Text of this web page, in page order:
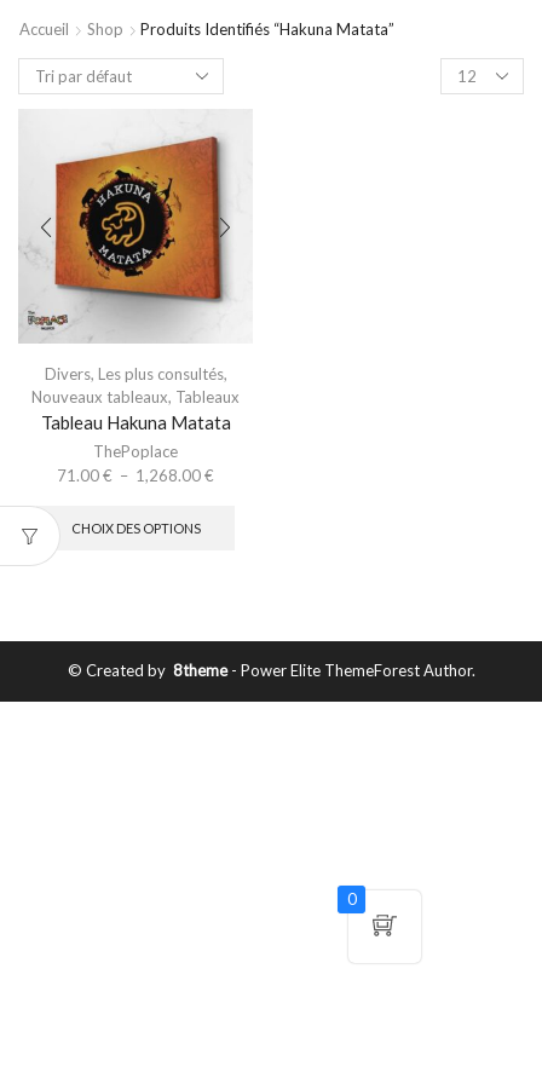
Accueil Shop Produits Identifiés “hakuna Matata”
Divers, Les plus consultés,
Nouveaux tableaux, Tableaux
Tableau Hakuna Matata
ThePoplace
71.00€ – 1,268.00€
CHOIX DES OPTIONS
© Created by 8theme- Power Elite ThemeForest Author.
0